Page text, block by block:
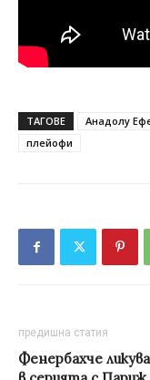
ТАГОВЕ Анадолу
плейофи
предишна статия
Фенербахче